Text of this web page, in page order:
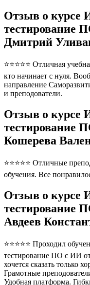
Отзыв о курсе
тестирование
Дмитрий
⭐⭐⭐⭐⭐ Отличная
кто начинает с нуля.
направление
и преподователи.
Отзыв о курсе
тестирование
Кошерева
⭐⭐⭐⭐⭐ Отличные
обучения. Все
Отзыв о курсе
тестирование
Авдеев
⭐⭐⭐⭐⭐ Проходил
тестирование ПО с ИИ
хочется сказать только
Грамотные
Удобная платформа.